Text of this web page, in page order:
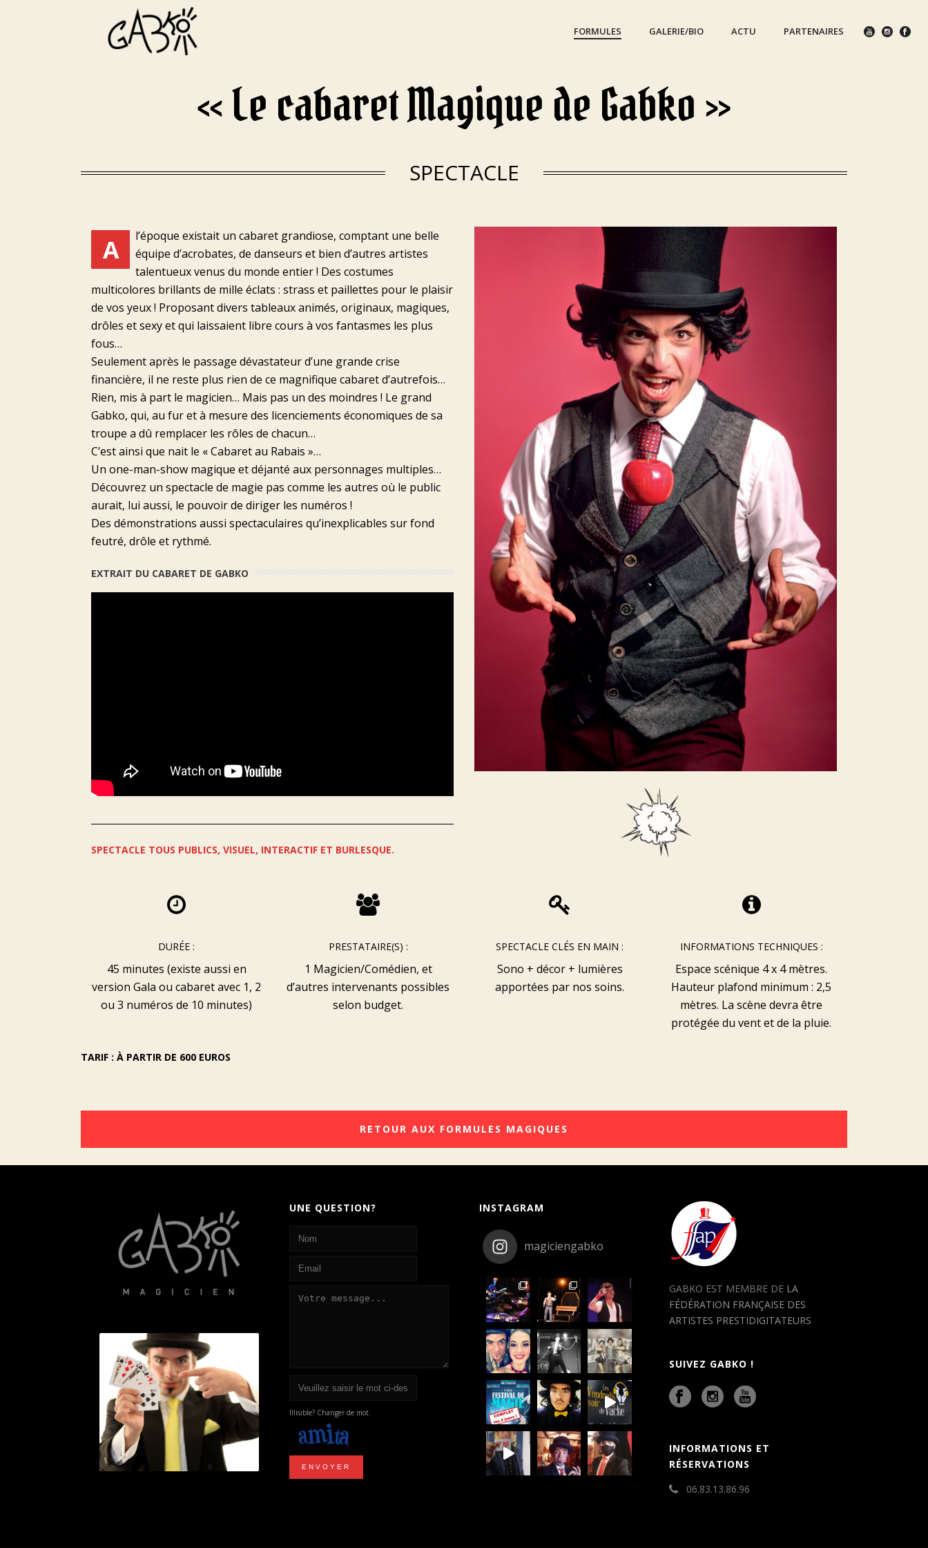
FORMULES GALERIE/BIO ACTU PARTENAIRES
« Le cabaret Magique de Gabko »
SPECTACLE
A
l’époque existait un cabaret grandiose, comptant une belle
équipe d’acrobates, de danseurs et bien d’autres artistes
talentueux venus du monde entier ! Des costumes
multicolores brillants de mille éclats : strass et paillettes pour le plaisir
de vos yeux ! Proposant divers tableaux animés, originaux, magiques,
drôles et sexy et qui laissaient libre cours à vos fantasmes les plus
fous…
Seulement après le passage dévastateur d’une grande crise
financière, il ne reste plus rien de ce magnifique cabaret d’autrefois…
Rien, mis à part le magicien… Mais pas un des moindres ! Le grand
Gabko, qui, au fur et à mesure des licenciements économiques de sa
troupe a dû remplacer les rôles de chacun…
C’est ainsi que nait le « Cabaret au Rabais »…
Un one-man-show magique et déjanté aux personnages multiples…
Découvrez un spectacle de magie pas comme les autres où le public
aurait, lui aussi, le pouvoir de diriger les numéros !
Des démonstrations aussi spectaculaires qu’inexplicables sur fond
feutré, drôle et rythmé.
EXTRAIT DU CABARET DE GABKO
SPECTACLE TOUS PUBLICS, VISUEL, INTERACTIF ET BURLESQUE.
DURÉE :
45 minutes (existe aussi en
version Gala ou cabaret avec 1, 2
ou 3 numéros de 10 minutes)
PRESTATAIRE(S) :
1 Magicien/Comédien, et
d’autres intervenants possibles
selon budget.
SPECTACLE CLÉS EN MAIN :
Sono + décor + lumières
apportées par nos soins.
INFORMATIONS TECHNIQUES :
Espace scénique 4 x 4 mètres.
Hauteur plafond minimum : 2,5
mètres. La scène devra être
protégée du vent et de la pluie.
TARIF : À PARTIR DE 600 EUROS
RETOUR AUX FORMULES MAGIQUES
UNE QUESTION?
Illisible? Changer de mot.
ENVOYER
INSTAGRAM
magiciengabko
GABKO EST MEMBRE DE LA
FÉDÉRATION FRANÇAISE DES
ARTISTES PRESTIDIGITATEURS
SUIVEZ GABKO !
INFORMATIONS ET
RÉSERVATIONS
06.83.13.86.96